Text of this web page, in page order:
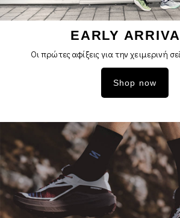
EARLY
Οι πρώτες αφίξεις για την χειμερινή
Shop now